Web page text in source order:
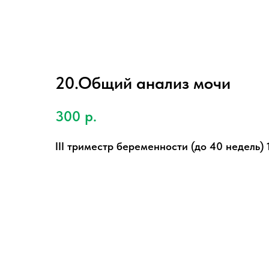
20.Общий анализ мочи
300 р.
III триместр беременности (до 40 недель)